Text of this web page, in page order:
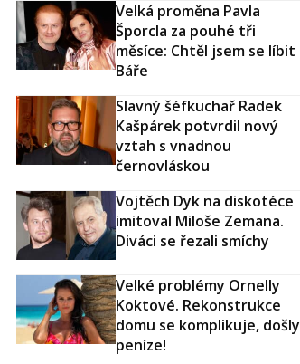
Velká proměna Pavla
Šporcla za pouhé tři
měsíce: Chtěl jsem se líbit
Báře
Slavný šéfkuchař Radek
Kašpárek potvrdil nový
vztah s vnadnou
černovláskou
Vojtěch Dyk na diskotéce
imitoval Miloše Zemana.
Diváci se řezali smíchy
Velké problémy Ornelly
Koktové. Rekonstrukce
domu se komplikuje, došly
peníze!